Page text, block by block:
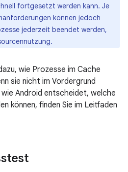
fortgesetzt werden kann. Je
können jedoch
jederzeit beendet werden,
wie Prozesse im Cache
sie nicht im Vordergrund
Android entscheidet, welche
können, finden Sie im Leitfaden